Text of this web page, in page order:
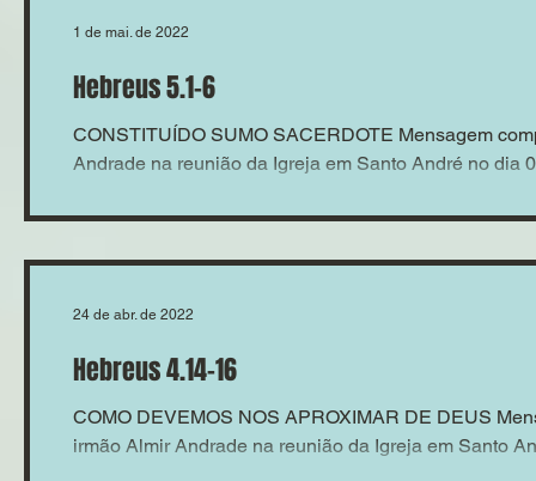
Hebreus 5.1-6
CONSTITUÍDO SUMO SACERDOTE Mensagem
Andrade na reunião da Igreja em Santo André no dia
1 de mai. de 2022
Hebreus 4.14-16
COMO DEVEMOS NOS APROXIMAR DE DEUS
irmão Almir Andrade na reunião da Igreja em Santo
24 de abr. de 2022